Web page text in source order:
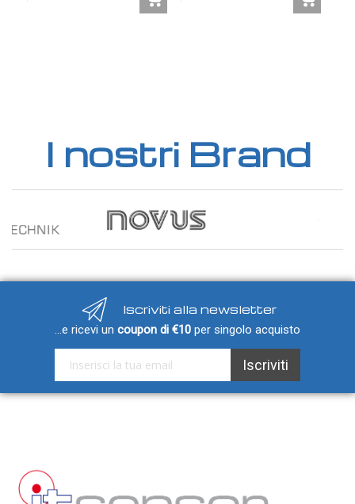
I nostri Brand
Iscriviti alla newsletter
...e ricevi un coupon di €10 per singolo acquisto
Iscriviti alla nostra Newsletter: Iscriviti